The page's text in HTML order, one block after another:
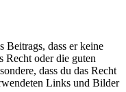
Beitrags, dass er keine
Recht oder die guten
dass du das Recht
Links und Bilder